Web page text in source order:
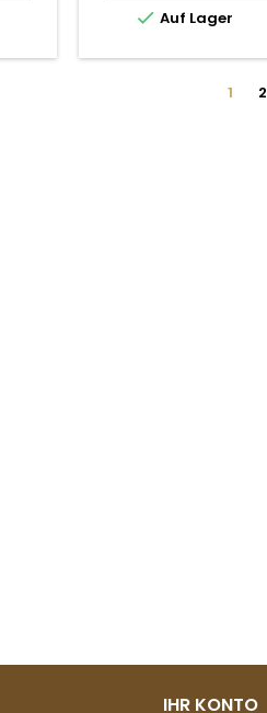
 Auf Lager
1 2
IHR KONTO